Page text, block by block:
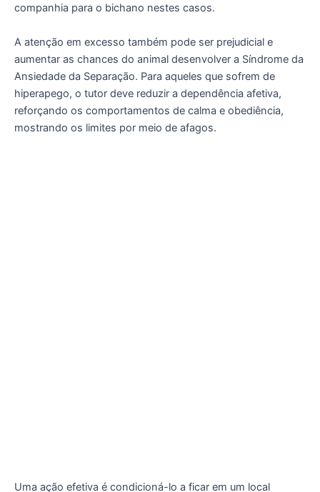
companhia para o bichano nestes casos.
A atenção em excesso também pode ser prejudicial e
aumentar as chances do animal desenvolver a Síndrome da
Ansiedade da Separação. Para aqueles que sofrem de
hiperapego, o tutor deve reduzir a dependência afetiva,
reforçando os comportamentos de calma e obediência,
mostrando os limites por meio de afagos.
Uma ação efetiva é condicioná-lo a ficar em um local